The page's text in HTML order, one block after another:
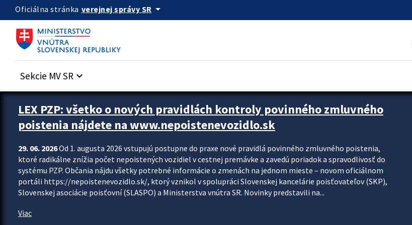
Preskocit na hlavný obsah
Oficiálna stránka verejnej správy SR arrow_drop_down
Sekcie MV SR keyboard_arrow_down
Zastavit automatický posun upútavok
LEX PZP: všetko o nových pravidlách kontroly povinného zmluvného
poistenia nájdete na www.nepoistenevozidlo.sk
29. 06. 2026Od 1. augusta 2026 vstupujú postupne do praxe nové pravidlá povinného zmluvného poistenia,
ktoré radikálne znížia počet nepoistených vozidiel v cestnej premávke a zavedú poriadok a spravodlivosť do
systému PZP. Občania nájdu všetky potrebné informácie o zmenách na jednom mieste – novom oficiálnom
portáli https://nepoistenevozidlo.sk/, ktorý vznikol v spolupráci Slovenskej kancelárie poisťovateľov (SKP),
Slovenskej asociácie poisťovní (SLASPO) a Ministerstva vnútra SR. Novinky predstavili na...
Viac